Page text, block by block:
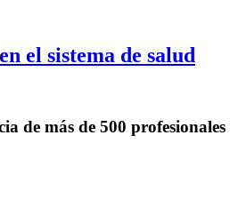
el sistema de salud
de más de 500